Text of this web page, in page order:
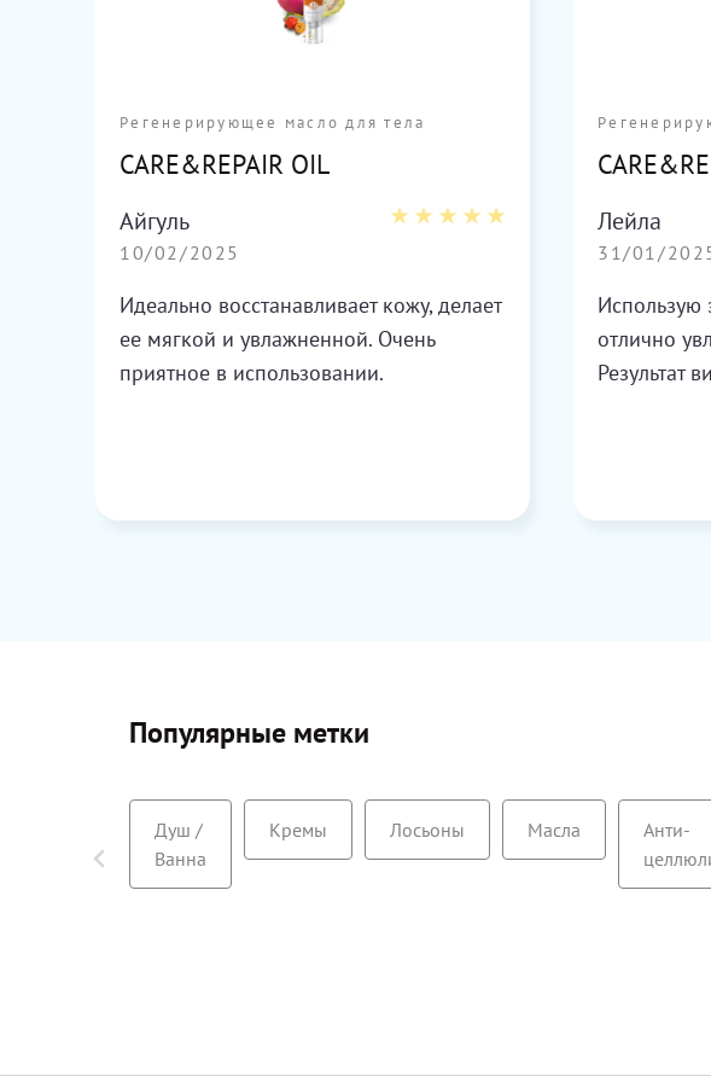
Регенерирующее масло для тела
CARE&REPAIR OIL
Айгуль
10/02/2025
Идеально восстанавливает кожу, делает
ее мягкой и увлажненной. Очень
приятное в использовании.
Лейла
31/01/
Использую
отлично
Результат
Популярные метки
Душ /
Ванна
Кремы Лосьоны Масла
Анти-